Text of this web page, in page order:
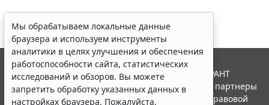
Мы обрабатываем локальные данные
браузера и используем инструменты
аналитики в целях улучшения и обеспечения
работоспособности сайта, статистических
исследований и обзоров. Вы можете
запретить обработку указанных данных в
настройках браузера. Пожалуйста,
© ООО "НПП "ГАРАНТ-СЕРВИС", 2026. Система ГАРАНТ
выпускается с 1990 года. Компания "Гарант" и ее партнеры
являются участниками Российской ассоциации правовой